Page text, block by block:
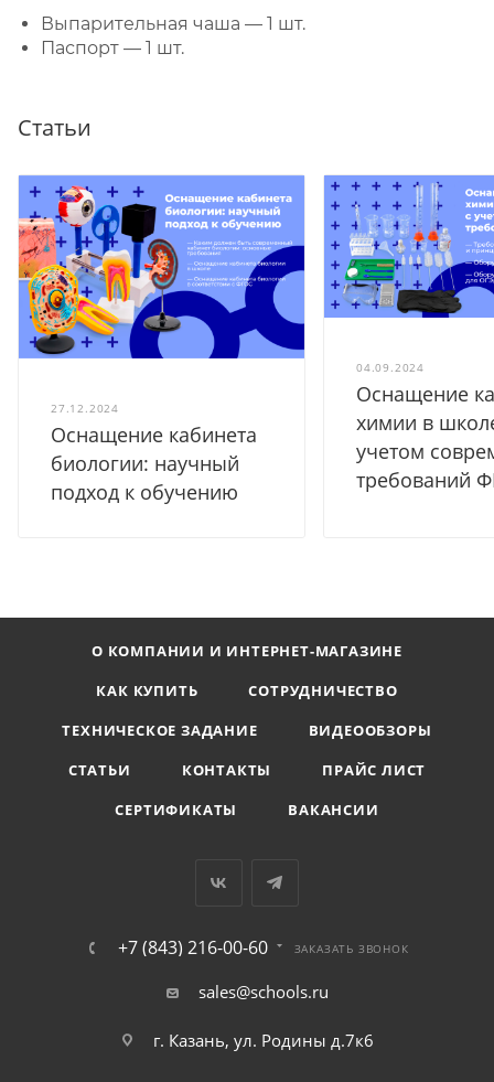
Выпарительная чаша — 1 шт.
Паспорт — 1 шт.
Статьи
27.12.2024
Оснащение кабинета
биологии: научный
подход к обучению
04.09.2024
Оснащение
химии в
учетом
требований
О КОМПАНИИ И ИНТЕРНЕТ-МАГАЗИНЕ
КАК КУПИТЬ
СОТРУДНИЧЕСТВО
ТЕХНИЧЕСКОЕ ЗАДАНИЕ
ВИДЕООБЗОРЫ
СТАТЬИ
КОНТАКТЫ
ПРАЙС ЛИСТ
СЕРТИФИКАТЫ
ВАКАНСИИ
+7 (843) 216-00-60 ЗАКАЗАТЬ ЗВОНОК
sales@schools.ru
г. Казань, ул. Родины д.7к6